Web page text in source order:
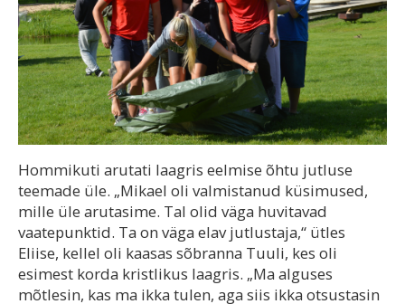
Hommikuti arutati laagris eelmise õhtu jutluse
teemade üle. „Mikael oli valmistanud küsimused,
mille üle arutasime. Tal olid väga huvitavad
vaatepunktid. Ta on väga elav jutlustaja,“ ütles
Eliise, kellel oli kaasas sõbranna Tuuli, kes oli
esimest korda kristlikus laagris. „Ma alguses
mõtlesin, kas ma ikka tulen, aga siis ikka otsustasin